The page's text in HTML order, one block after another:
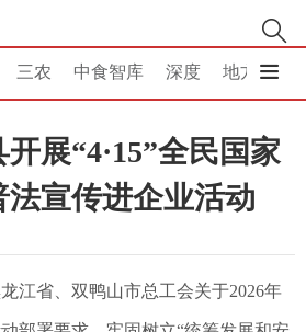
三农 中食智库 深度 地方
展“4·15”全民国家
宣传进企业活动
江省、双鸭山市总工会关于2026年